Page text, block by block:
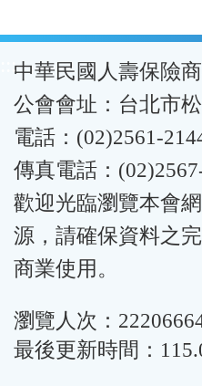
:::中華民國人壽保險
公會會址：台北市
電話：(02)2561-
傳真電話：
歡迎光臨瀏覽本會
源，請確保資料之
商業使用。
瀏覽人次：
最後更新時間：